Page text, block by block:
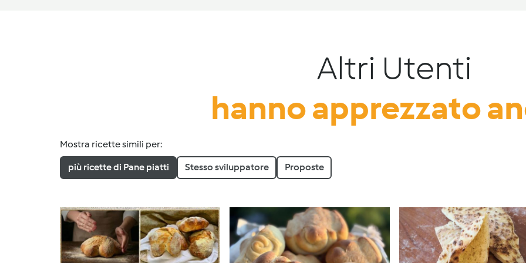
Altri Utenti
hanno apprezzato
Mostra ricette simili per:
più ricette di Pane piatti Stesso sviluppatore Proposte